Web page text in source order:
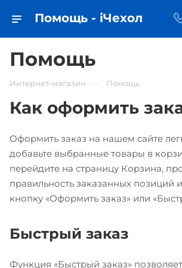
Помощь - iЧехол
Помощь
Интернет-магазин Помощь
Как оформить
Оформить заказ на нашем сайте
добавьте выбранные товары в
перейдите на страницу Корзина,
правильность заказанных позиций
кнопку «Оформить заказ» или
Быстрый заказ
Функция «Быстрый заказ»